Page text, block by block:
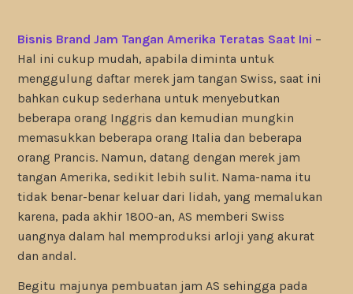
Bisnis Brand Jam Tangan Amerika Teratas Saat Ini –
Hal ini cukup mudah, apabila diminta untuk
menggulung daftar merek jam tangan Swiss, saat ini
bahkan cukup sederhana untuk menyebutkan
beberapa orang Inggris dan kemudian mungkin
memasukkan beberapa orang Italia dan beberapa
orang Prancis. Namun, datang dengan merek jam
tangan Amerika, sedikit lebih sulit. Nama-nama itu
tidak benar-benar keluar dari lidah, yang memalukan
karena, pada akhir 1800-an, AS memberi Swiss
uangnya dalam hal memproduksi arloji yang akurat
dan andal.
Begitu majunya pembuatan jam AS sehingga pada